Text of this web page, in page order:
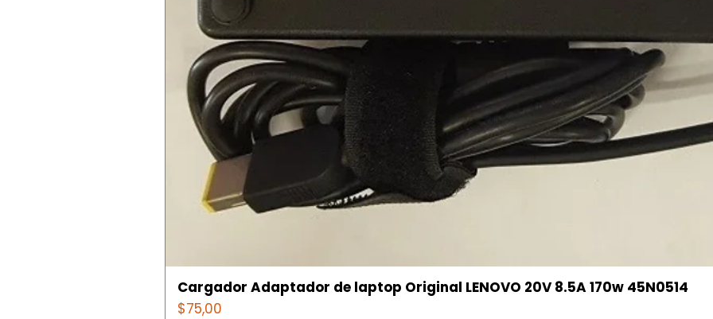
Cargador Adaptador de laptop Original LENOVO 20V 8.5A 170w 45N0514
Precio
$75,00